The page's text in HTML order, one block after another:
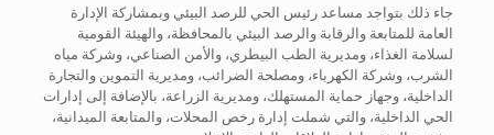
جاء ذلك بتواجد مساعد رئيس الحي للرصد البيئي وبمشاركة الإدارة
العامة للمتابعة والرقابة والرصد البيئي بالمحافظة، والهيئة القومية
لسلامة الغذاء، ومديرية الطب البيطري، والأمن الصناعي، وشركة مياه
الشرب، وشركة الكهرباء، ومصلحة الضرائب، ومديرية التموين والتجارة
الداخلية، وجهاز حماية المستهلك، ومديرية الزراعة، بالإضافة إلى إدارات
الحي الداخلية، والتي شملت إدارة رخص المحلات، والمتابعة الميدانية،